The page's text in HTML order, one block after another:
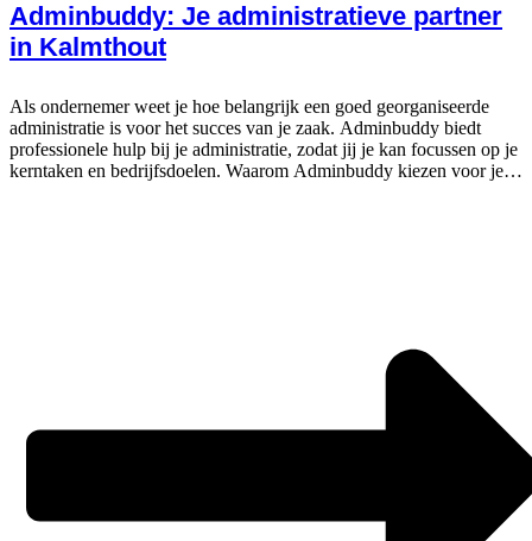
Adminbuddy: Je administratieve partner
in Kalmthout
Als ondernemer weet je hoe belangrijk een goed georganiseerde
administratie is voor het succes van je zaak. Adminbuddy biedt
professionele hulp bij je administratie, zodat jij je kan focussen op je
kerntaken en bedrijfsdoelen. Waarom Adminbuddy kiezen voor je